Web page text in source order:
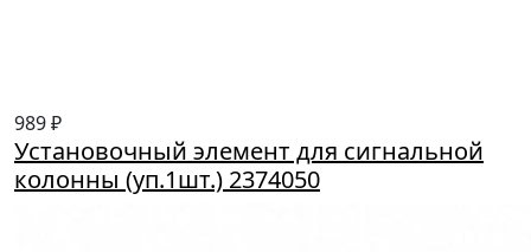
989 ₽
Установочный элемент для сигнальной
колонны (уп.1шт.) 2374050